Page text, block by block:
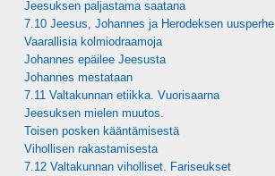
Jeesuksen paljastama saatana
7.10 Jeesus, Johannes ja Herodeksen uusperhe
Vaarallisia kolmiodraamoja
Johannes epäilee Jeesusta
Johannes mestataan
7.11 Valtakunnan etiikka. Vuorisaarna
Jeesuksen mielen muutos.
Toisen posken kääntämisestä
Vihollisen rakastamisesta
7.12 Valtakunnan viholliset. Fariseukset